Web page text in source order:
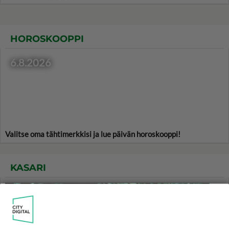
HOROSKOOPPI
6.8.2026
Valitse oma tähtimerkkisi ja lue päivän horoskooppi!
KASARI